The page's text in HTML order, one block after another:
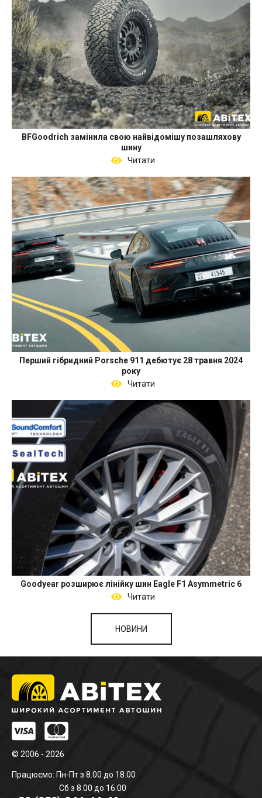
BFGoodrich замінила свою найвідомішу позашляхову
шину
Читати
Перший гібридний Porsche 911 дебютує 28 травня 2024
року
Читати
Goodyear розширює лінійку шин Eagle F1 Asymmetric 6
Читати
НОВИНИ
© 2006 - 2026
Працюємо: Пн-Пт з 8.00 до 18.00
Сб з 8.00 до 16.00